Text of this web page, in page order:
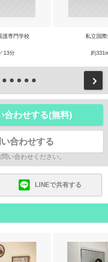
護専門学校
13分
私立国
約
合わせする(無料)
合わせする
い合わせください。
LINEで共有する